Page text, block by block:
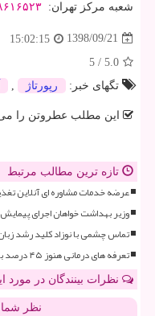
شعبه مرکز تهران:
1398/09/21
15:02:15
5.0
/
5
تگهای خبر:
رپورتاژ ,
این مطلب عطروتن را می
تازه ترین مطالب مرتبط
عرضه خدمات مشاوره ای آنلاین
وزیر بهداشت خواهان اجرای
تماس چشمی با نوزاد کلید رشد
تعرفه های درمانی هنوز ۴۵ درصد با هزینه های واقعی فاصله دارد
نظرات بینندگان در
نظر